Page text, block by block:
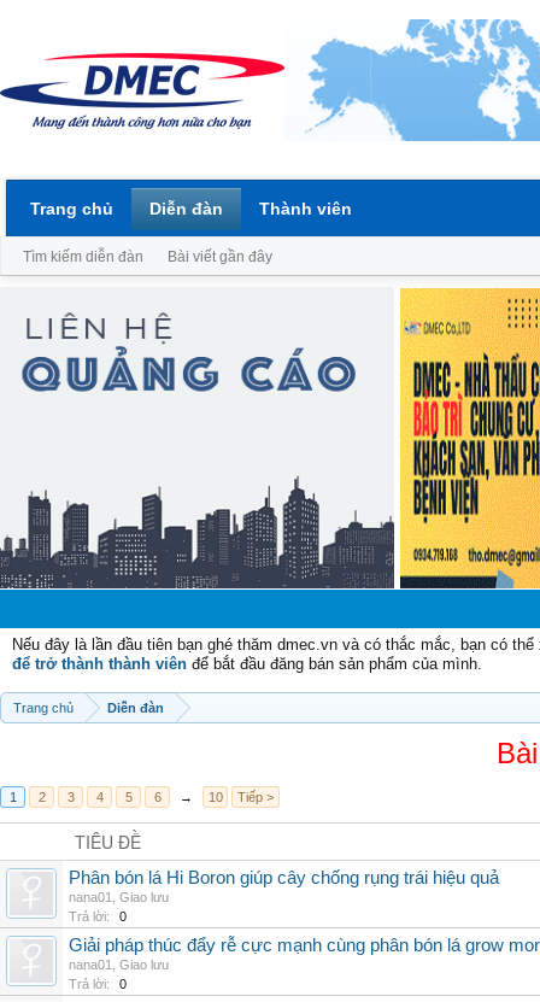
Nếu đây là lần đầu tiên bạn ghé thăm dmec.vn và có thắc mắc, bạn có
để trở thành thành viên để bắt đầu đăng bán sản phẩm của mình.
Trang chủ Diễn đàn
1 2 3 4 5 6 → 10 Tiếp >
TIÊU ĐỀ
Phân bón lá Hi Boron giúp cây chống rụng trái hiệu quả
nana01
Giao lưu
Trả lời:
0
Giải pháp thúc đẩy rễ cực mạnh cùng phân bón lá grow
nana01
Giao lưu
Trả lời:
0
Trang chủ Diễn đàn
Tìm kiếm diễn đàn Bài viết gần đây
Thành viên